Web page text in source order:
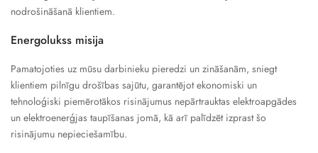
nodrošināšanā klientiem.
Energolukss misija
Pamatojoties uz mūsu darbinieku pieredzi un zināšanām, sniegt
klientiem pilnīgu drošības sajūtu, garantējot ekonomiski un
tehnoloģiski piemērotākos risinājumus nepārtrauktas elektroapgādes
un elektroenerģjas taupīšanas jomā, kā arī palīdzēt izprast šo
risinājumu nepieciešamību.